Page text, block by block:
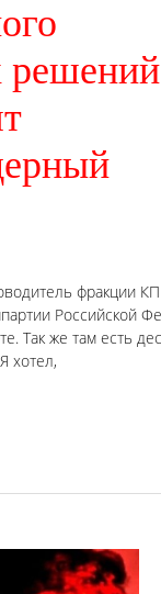
фракции
Российской
Так же там есть
хотел,